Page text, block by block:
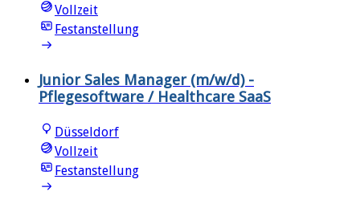
Vollzeit
Festanstellung
Junior Sales Manager (m/w/d) -
Pflegesoftware / Healthcare SaaS
Düsseldorf
Vollzeit
Festanstellung